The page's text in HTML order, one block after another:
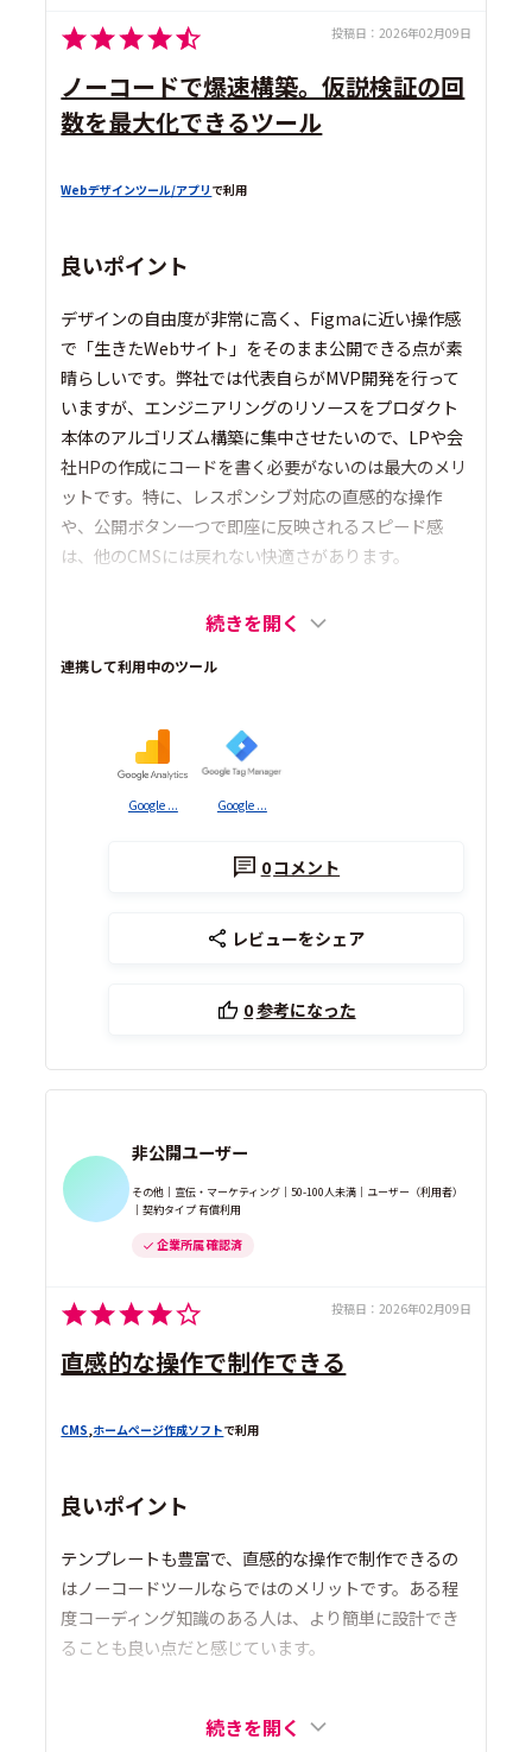
投稿日： 2026年02月09日
ノーコードで爆速構築。仮説検証の回
数を最大化できるツール
Webデザインツール/アプリ で利用
良いポイント
デザインの自由度が非常に高く、Figmaに近い操作感
で「生きたWebサイト」をそのまま公開できる点が素
晴らしいです。弊社では代表自らがMVP開発を行って
いますが、エンジニアリングのリソースをプロダクト
本体のアルゴリズム構築に集中させたいので、LPや会
社HPの作成にコードを書く必要がないのは最大のメリ
ットです。特に、レスポンシブ対応の直感的な操作
や、公開ボタン一つで即座に反映されるスピード感
は、他のCMSには戻れない快適さがあります。
続きを開く
連携して利用中のツール
Google ... Google ...
0コメント
レビューをシェア
0参考になった
非公開ユーザー
その他｜宣伝・マーケティング｜50-100人未満｜ユーザー（利用者）
｜契約タイプ 有償利用
企業所属 確認済
投稿日： 2026年02月09日
直感的な操作で制作できる
CMS ,ホームページ作成ソフトで利用
良いポイント
テンプレートも豊富で、直感的な操作で制作できるの
はノーコードツールならではのメリットです。ある程
度コーディング知識のある人は、より簡単に設計でき
ることも良い点だと感じています。
続きを開く